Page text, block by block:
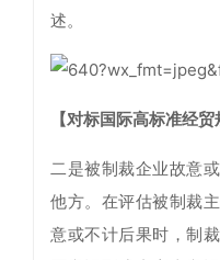
述。
【对标国际高标准经贸
二是被制裁企业故意
他方。在评估被制裁
意或不计后果时，制